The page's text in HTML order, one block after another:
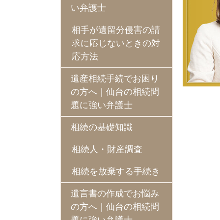
い弁護士
相手が遺留分侵害の請
求に応じないときの対
応方法
遺産相続手続でお困り
の方へ｜仙台の相続問
題に強い弁護士
相続の基礎知識
相続人・財産調査
相続を放棄する手続き
遺言書の作成でお悩み
の方へ｜仙台の相続問